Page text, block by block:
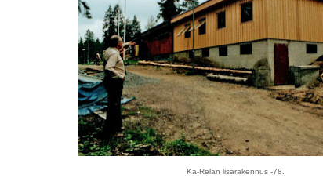
Ka-Relan lisärakennus -78.